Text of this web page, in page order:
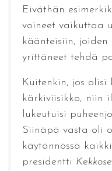
Eiväthän
voineet vaikuttaa
käänteisiin, joiden
yrittäneet tehdä
Kuitenkin, jos
kärkiviisikko, niin
lukeutuisi
Siinäpä vasta oli
käytännössä
presidentti